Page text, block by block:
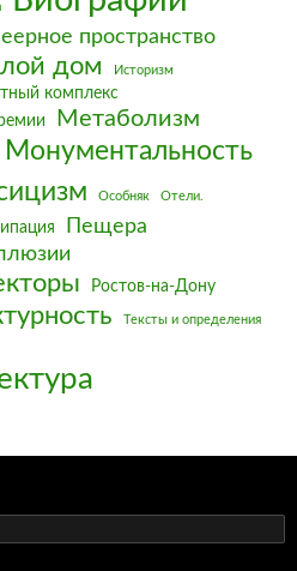
пространство
дом Историзм
комплекс
Метаболизм
Монументальность
Особняк Отели.
Пещера
Ростов-на-Дону
Тексты и определения